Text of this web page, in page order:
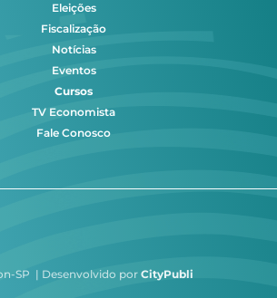
Eleições
Fiscalização
Notícias
Eventos
Cursos
TV Economista
Fale Conosco
SP | Desenvolvido por CityPubli